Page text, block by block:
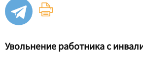
Увольнение работника с